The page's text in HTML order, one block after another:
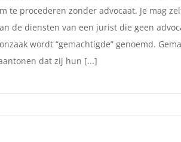
te procederen zonder advocaat. Je mag
de diensten van een jurist die geen
wordt “gemachtigde” genoemd.
dat zij hun [...]